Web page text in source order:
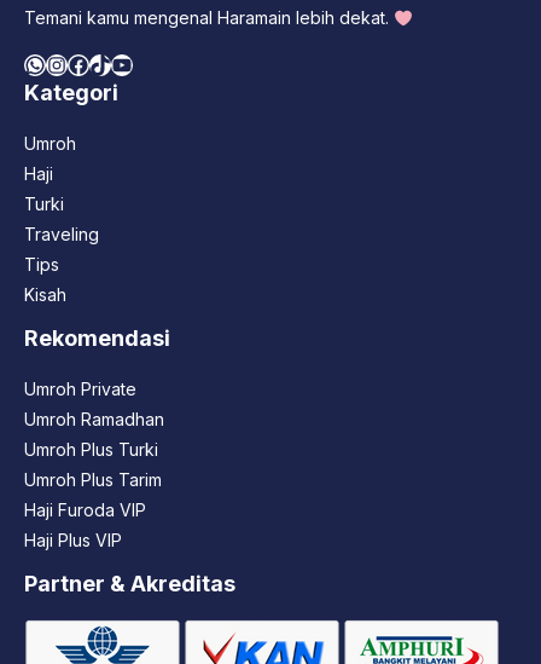
Temani kamu mengenal Haramain lebih dekat.
WhatsApp
Instagram
Facebook
TikTok
YouTube
Kategori
Umroh
Haji
Turki
Traveling
Tips
Kisah
Rekomendasi
Umroh Private
Umroh Ramadhan
Umroh Plus Turki
Umroh Plus Tarim
Haji Furoda VIP
Haji Plus VIP
Partner & Akreditas